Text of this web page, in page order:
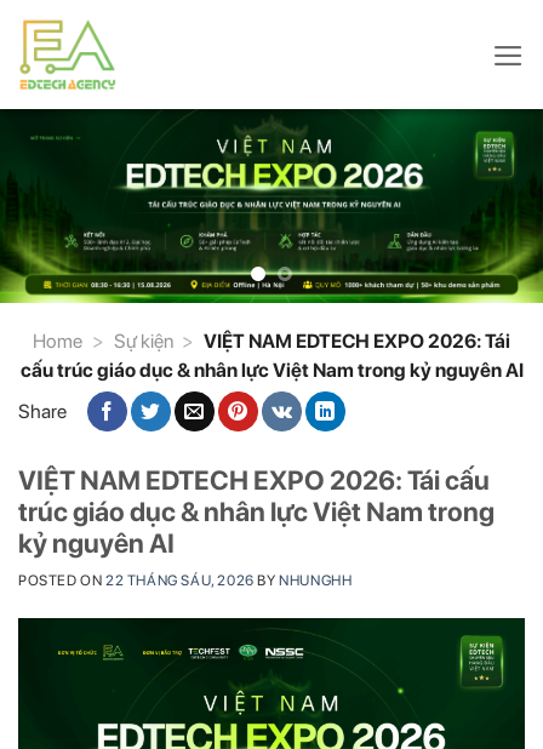
content
Home > Sự kiện > VIỆT NAM EDTECH EXPO 2026: Tái
cấu trúc giáo dục & nhân lực Việt Nam trong kỷ nguyên AI
Share
VIỆT NAM EDTECH EXPO 2026: Tái cấu
trúc giáo dục & nhân lực Việt Nam trong
kỷ nguyên AI
POSTED ON 22 THÁNG SÁU, 2026 BYNHUNGHH